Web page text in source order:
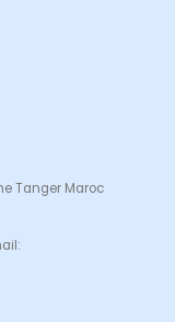
Tanger Maroc